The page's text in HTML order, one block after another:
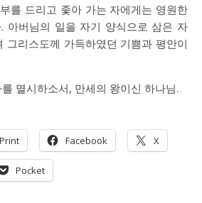
를 드리고 좇아 가는 자에게는 영원한
아버님의 일을 자기 양식으로 삼은 자
그리스도께 가득하였던 기쁨과 평안이
멸시하소서, 만세의 왕이신 하나님.
Print Facebook X
Pocket